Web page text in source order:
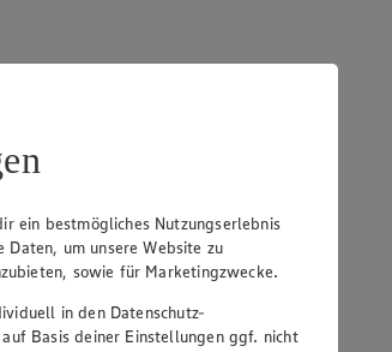
ein bestmögliches Nutzungserlebnis
um unsere Website zu
sowie für Marketingzwecke.
in den Datenschutz-
Basis deiner Einstellungen ggf. nicht